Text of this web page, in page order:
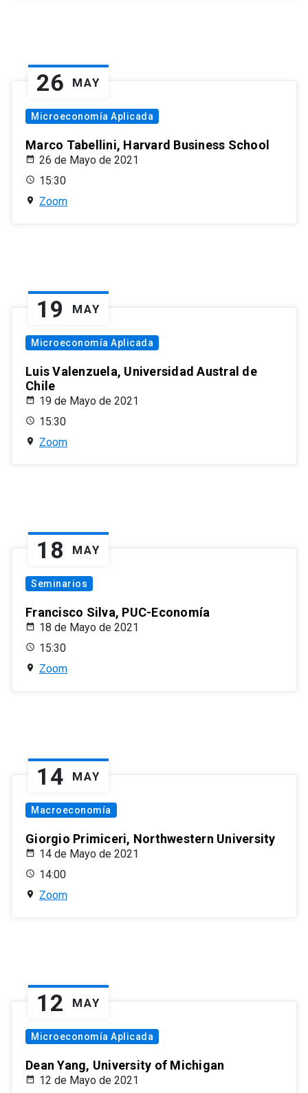
26 MAY
Microeconomía Aplicada
Marco Tabellini, Harvard Business School
26 de Mayo de 2021
15:30
Zoom
19 MAY
Microeconomía Aplicada
Luis Valenzuela, Universidad Austral de
Chile
19 de Mayo de 2021
15:30
Zoom
18 MAY
Seminarios
Francisco Silva, PUC-Economía
18 de Mayo de 2021
15:30
Zoom
14 MAY
Macroeconomía
Giorgio Primiceri, Northwestern University
14 de Mayo de 2021
14:00
Zoom
12 MAY
Microeconomía Aplicada
Dean Yang, University of Michigan
12 de Mayo de 2021